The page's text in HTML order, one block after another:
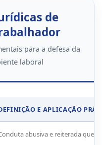
de
para a defesa da
laboral
E APLICAÇÃO
abusiva e reiterada que